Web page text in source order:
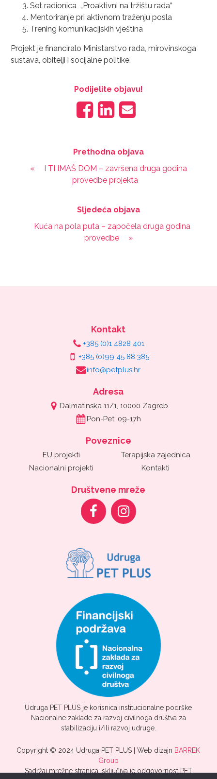
Set radionica „Proaktivni na tržištu rada“
Mentoriranje pri aktivnom traženju posla
Trening komunikacijskih vještina
Projekt je financiralo Ministarstvo rada, mirovinskoga
sustava, obitelji i socijalne politike.
Podijelite objavu!
Prethodna objava
«
I TI IMAŠ DOM – završena druga godina
provedbe projekta
Sljedeća objava
Kuća na pola puta – započela druga godina
provedbe
»
Kontakt
+385 (0)1 4828 401
+385 (0)99 45 88 385
info@petplus.hr
Adresa
Dalmatinska 11/1, 10000 Zagreb
Pon-Pet: 09-17h
Poveznice
EU projekti
Nacionalni projekti
Terapijska zajednica
Kontakti
Društvene mreže
Udruga PET PLUS je korisnica institucionalne podrške
Nacionalne zaklade za razvoj civilnoga društva za
stabilizaciju i/ili razvoj udruge.
Copyright © 2024 Udruga PET PLUS | Web dizajn BARREK
Group
Sadržaj mrežne stranica isključiva je odgovornost PET